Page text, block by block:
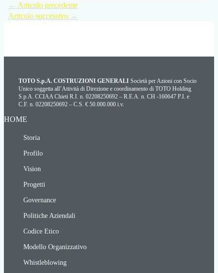
← Articolo precedente
Articolo successivo →
TOTO S.p.A. COSTRUZIONI GENERALI Società per Azioni con Socio
Unico soggetta all’Attività di Direzione e coordinamento di TOTO Holding
S.p.A. CCIAA Chieti R.I. n. 02208250692 – R.E.A. n. CH -160647 P.I. e
C.F. n. 02208250692 – C.S. € 50.000.000 i.v.
HOME
Storia
Profilo
Vision
Progetti
Governance
Politiche Aziendali
Codice Etico
Modello Organizzativo
Whistleblowing